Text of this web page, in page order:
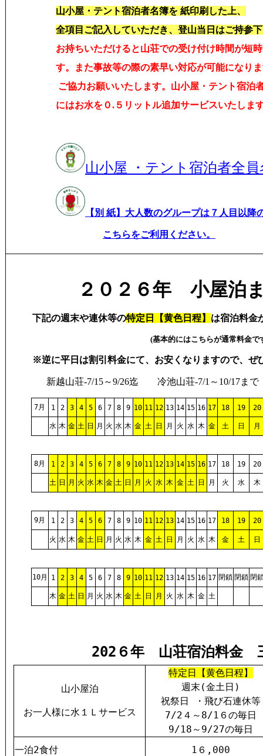
山小屋・テント宿泊者名簿を 紙印刷した上、
全項目ご記入していただき、登山当日はご持参
お持ちいただけると山荘での受け付け時間が短
す。また事故等の際の素早い対応が可能になり
ご協力お願いいたします。山小屋・テント宿泊
にはお水を０.５リットル追加サービスいたしま
山小屋 ・テント宿泊者全員
【別 紙】大人数のグループは７人目以降
こちらをご利用ください。
２０２６年 小屋泊
下記の週末や連休等の特定日 【黄色 日程】 は宿泊料金
(基本的にはこちらが通常料金で
※逆に平日は割引料金にて、お安くなりますので、ぜ
新越山荘-7/15～9/26迄 冷池山荘-7/1～10/17ま
7月 1 2 3 4 5 6 7 8 9 10 11 12 13 14 15 16 17 18 19 20
水 木 金 土 日 月 火 水 木 金 土 日 月 火 水 木 金 土 日 月
8月 1 2 3 4 5 6 7 8 9 10 11 12 13 14 15 16 17 18 19 20
土 日 月 火 水 木 金 土 日 月 火 水 木 金 土 日 月 火 水 木
9月 1 2 3 4 5 6 7 8 9 10 11 12 13 14 15 16 17 18 19 20
火 水 木 金 土 日 月 火 水 木 金 土 日 月 火 水 木 金 土 日
10月 1 2 3 4 5 6 7 8 9 10 11 12 13 14 15 16 17 閉鎖 閉鎖 閉
木 金 土 日 月 火 水 木 金 土 日 月 火 水 木 金 土
202６年 山荘宿泊料金
山小屋泊
お一人様に水１Ｌサービス
特定日【黄色日程】
週末(金土日)
祝祭日 ・飛び石連休等
7/2４～8/1６の毎日
9/18～9/27の毎日
一泊2食付
1６,000